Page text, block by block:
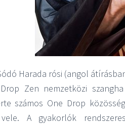
Harada rósi (angol
Zen nemzetközi
számos One Drop
A gyakorlók